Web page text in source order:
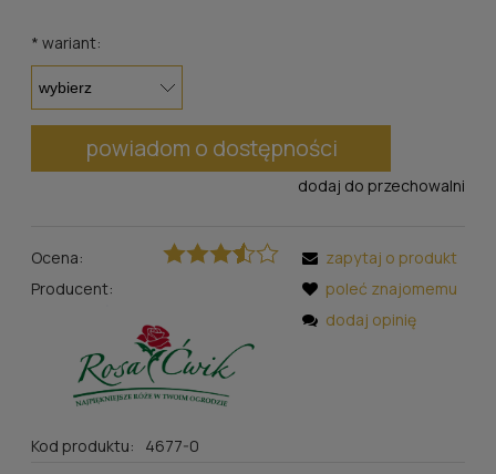
* wariant:
powiadom o dostępności
dodaj do przechowalni
Ocena:
Producent:
Kod produktu: 4677-0
zapytaj o produkt
poleć znajomemu
dodaj opinię